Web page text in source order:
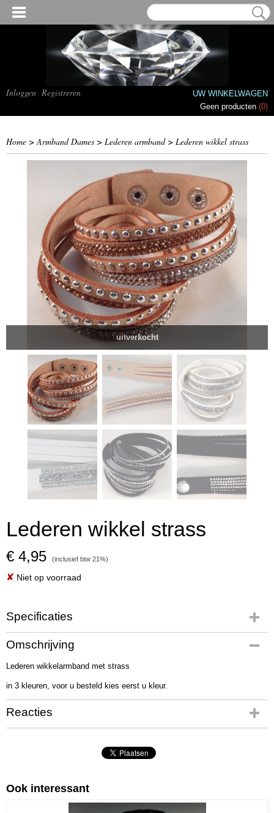
Inloggen Registreren
UW WINKELWAGEN
Geen producten (0)
Home >Armband Dames > Lederen armband> Lederen wikkel strass
uitverkocht
Lederen wikkel strass
€ 4,95 (inclusief btw 21%)
✘ Niet op voorraad
Specificaties
Productcode
01133-30
Netto gewicht
Omschrijving
Lederen wikkelarmband met strass
in 3 kleuren, voor u besteld kies eerst u kleur.
Reacties
Ook interessant